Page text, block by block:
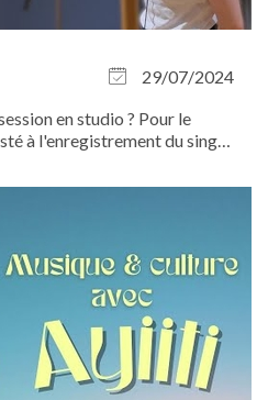
29/07/2024
en studio ? Pour le
à l'enregistrement du single